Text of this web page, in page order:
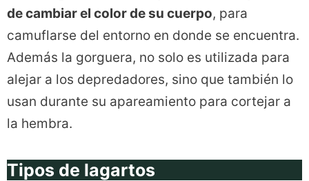
de cambiar el color de su cuerpo, para
camuflarse del entorno en donde se encuentra.
Además la gorguera, no solo es utilizada para
alejar a los depredadores, sino que también lo
usan durante su apareamiento para cortejar a
la hembra.
Tipos de lagartos